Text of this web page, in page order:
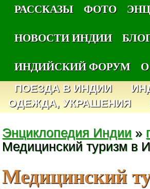
РАССКАЗЫ
ФОТО
НОВОСТИ ИНДИИ
ИНДИЙСКИЙ ФОРУМ
ПОЕЗДА В ИНДИИ
ОДЕЖДА, УКРАШЕНИЯ
Энциклопедия Индии »
Медицинский туризм в
Медицинский